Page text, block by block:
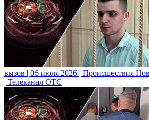
вызов | 06 июля 2026 | Происшествия
| Телеканал ОТС